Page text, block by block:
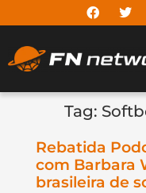
Tag:
Rebatida
com Barbara
brasileira de